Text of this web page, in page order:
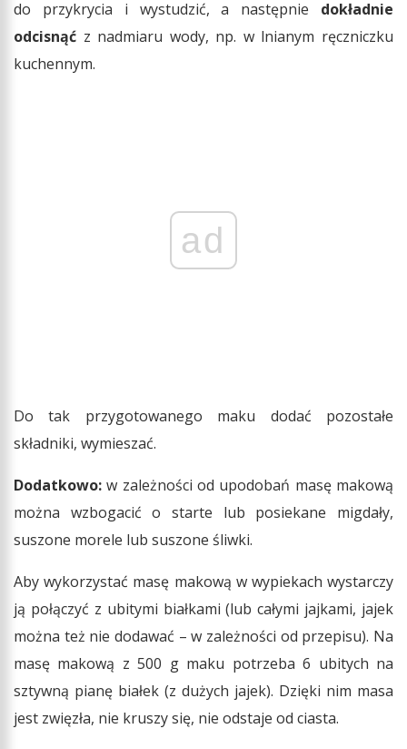
do przykrycia i wystudzić, a następnie dokładnie
odcisnąć z nadmiaru wody, np. w lnianym ręczniczku
kuchennym.
ad
Do tak przygotowanego maku dodać pozostałe
składniki, wymieszać.
Dodatkowo:w zależności od upodobań masę makową
można wzbogacić o starte lub posiekane migdały,
suszone morele lub suszone śliwki.
Aby wykorzystać masę makową w wypiekach wystarczy
ją połączyć z ubitymi białkami (lub całymi jajkami, jajek
można też nie dodawać – w zależności od przepisu). Na
masę makową z 500 g maku potrzeba 6 ubitych na
sztywną pianę białek (z dużych jajek). Dzięki nim masa
jest zwięzła, nie kruszy się, nie odstaje od ciasta.